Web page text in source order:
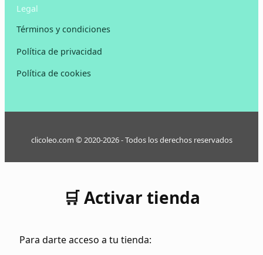
Legal
Términos y condiciones
Política de privacidad
Política de cookies
clicoleo.com © 2020-2026 - Todos los derechos reservados
🛒 Activar tienda
Para darte acceso a tu tienda: